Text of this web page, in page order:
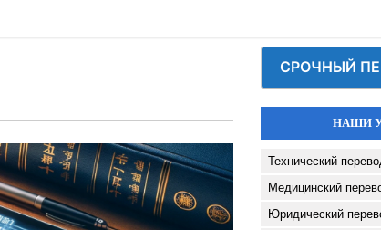
СРОЧНЫЙ
НАШИ
Технический
Медицинский
Юридический